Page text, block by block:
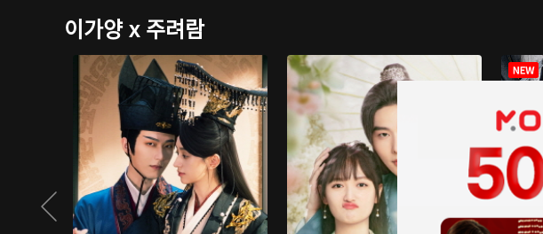
이가양 x 주려람